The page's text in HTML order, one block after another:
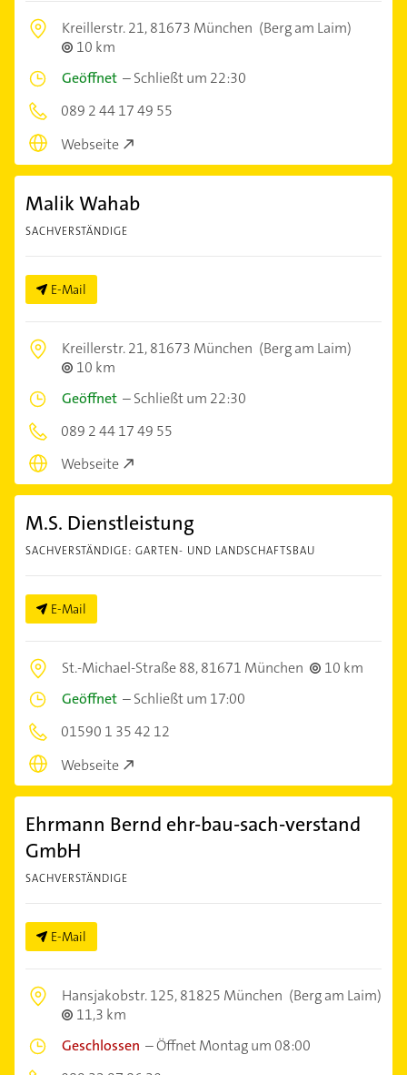
Kreillerstr. 21,81673 München (Berg am Laim)
10 km
Geöffnet –Schließt um 22:30
089 2 44 17 49 55
Webseite
Malik Wahab
SACHVERSTÄNDIGE
E-Mail
Kreillerstr. 21,81673 München (Berg am Laim)
10 km
Geöffnet –Schließt um 22:30
089 2 44 17 49 55
Webseite
M.S. Dienstleistung
SACHVERSTÄNDIGE: GARTEN- UND LANDSCHAFTSBAU
E-Mail
St.-Michael-Straße 88,81671 München
10 km
Geöffnet –Schließt um 17:00
01590 1 35 42 12
Webseite
Ehrmann Bernd ehr-bau-sach-verstand
GmbH
SACHVERSTÄNDIGE
E-Mail
Hansjakobstr. 125,81825 München (Berg am Laim)
11,3 km
Geschlossen –Öffnet Montag um 08:00